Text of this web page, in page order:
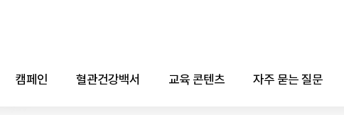
캠페인 혈관건강백서 교육 콘텐츠 자주 묻는 질문